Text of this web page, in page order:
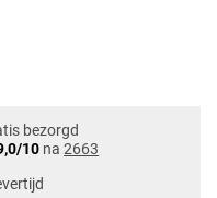
bezorgd
10 na2663